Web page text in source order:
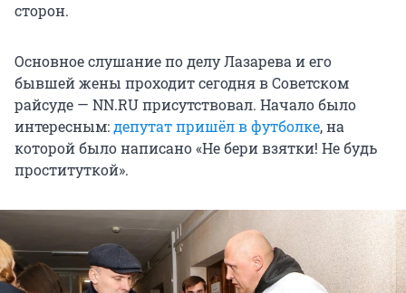
сторон.
Основное слушание по делу Лазарева и его
бывшей жены проходит сегодня в Советском
райсуде — NN.RU присутствовал. Начало было
интересным:депутат пришёл в футболке, на
которой было написано «Не бери взятки! Не будь
проституткой».